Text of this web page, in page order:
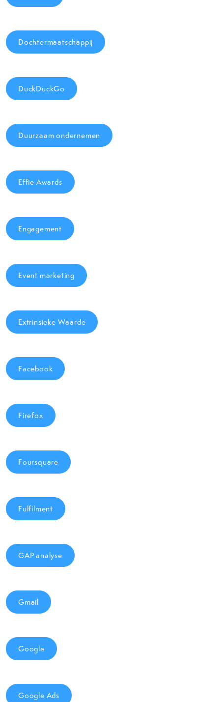
Dochtermaatschappij
DuckDuckGo
Duurzaam ondernemen
Effie Awards
Engagement
Event marketing
Extrinsieke Waarde
Facebook
Firefox
Foursquare
Fulfilment
GAP analyse
Gmail
Google
Google Ads